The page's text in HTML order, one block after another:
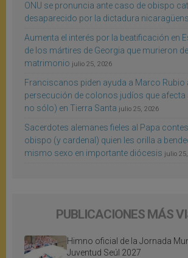
ONU se pronuncia ante caso de obispo
desaparecido por la dictadura
Aumenta el interés por la beatificación en
de los mártires de Georgia que murieron
matrimonio julio 25, 2026
Franciscanos piden ayuda a Marco Rubio
persecución de colonos judíos que
no sólo) en Tierra Santa julio 25, 2026
Sacerdotes alemanes fieles al Papa
obispo (y cardenal) quien les orilla a
mismo sexo en importante diócesis julio
PUBLICACIONES MÁS
Himno oficial de la Jornada
Juventud Seúl 2027